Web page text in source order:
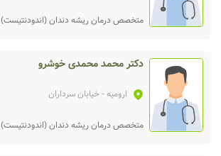
متخصص درمان ریشه دندان (اندودنتیست)
دکتر محمد محمدی خوشرو
ارومیه- خیابان سرداران
متخصص درمان ریشه دندان (اندودنتیست)